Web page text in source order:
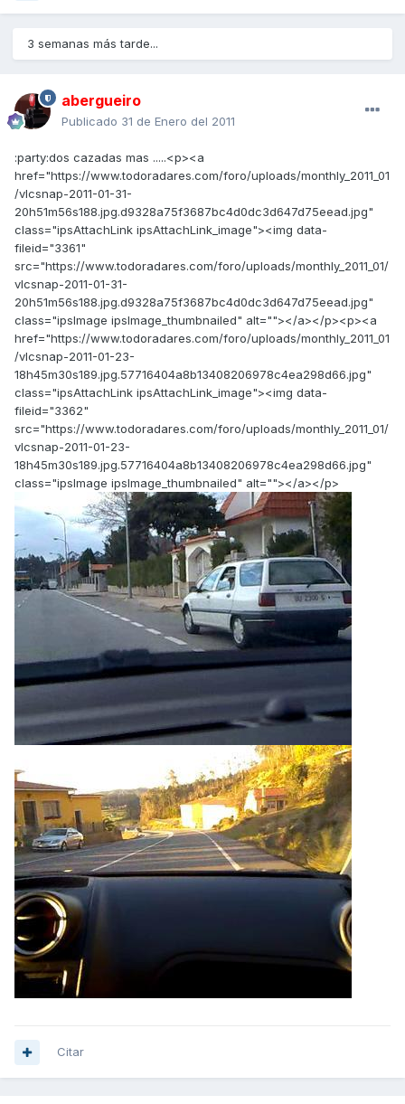
3 semanas más tarde...
abergueiro
Publicado 31 de Enero del 2011
:party:dos cazadas mas .....<p><a
href="https://www.todoradares.com/foro/uploads/monthly_2011_01
/vlcsnap-2011-01-31-
20h51m56s188.jpg.d9328a75f3687bc4d0dc3d647d75eead.jpg"
class="ipsAttachLink ipsAttachLink_image"><img data-
fileid="3361"
src="https://www.todoradares.com/foro/uploads/monthly_2011_01/
vlcsnap-2011-01-31-
20h51m56s188.jpg.d9328a75f3687bc4d0dc3d647d75eead.jpg"
class="ipsImage ipsImage_thumbnailed" alt=""></a></p><p><a
href="https://www.todoradares.com/foro/uploads/monthly_2011_01
/vlcsnap-2011-01-23-
18h45m30s189.jpg.57716404a8b13408206978c4ea298d66.jpg"
class="ipsAttachLink ipsAttachLink_image"><img data-
fileid="3362"
src="https://www.todoradares.com/foro/uploads/monthly_2011_01/
vlcsnap-2011-01-23-
18h45m30s189.jpg.57716404a8b13408206978c4ea298d66.jpg"
class="ipsImage ipsImage_thumbnailed" alt=""></a></p>
Citar